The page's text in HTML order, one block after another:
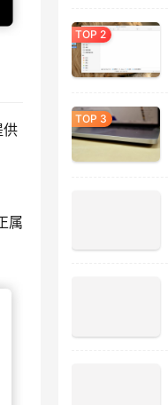
供
属